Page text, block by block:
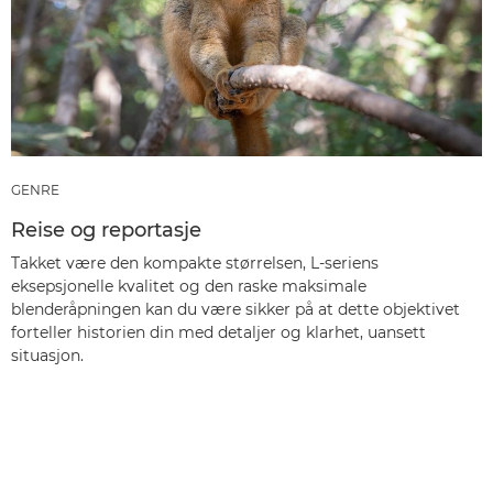
GENRE
Reise og reportasje
Takket være den kompakte størrelsen, L-seriens
eksepsjonelle kvalitet og den raske maksimale
blenderåpningen kan du være sikker på at dette objektivet
forteller historien din med detaljer og klarhet, uansett
situasjon.